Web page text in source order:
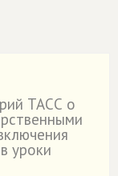
ТАСС о
уроки